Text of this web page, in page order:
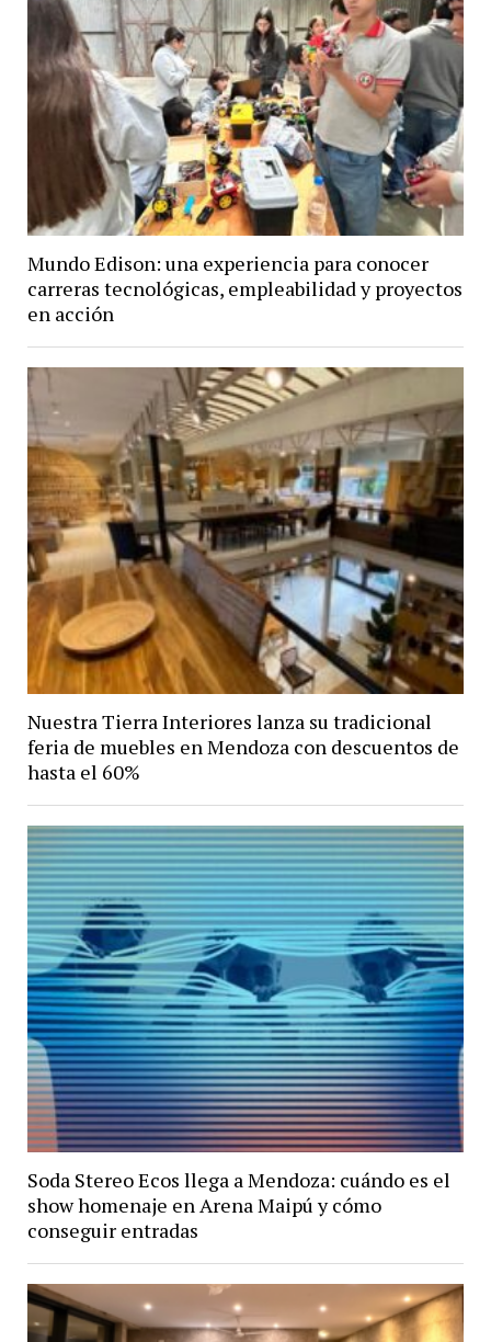
Mundo Edison: una experiencia para conocer
carreras tecnológicas, empleabilidad y proyectos
en acción
Nuestra Tierra Interiores lanza su tradicional
feria de muebles en Mendoza con descuentos de
hasta el 60%
Soda Stereo Ecos llega a Mendoza: cuándo es el
show homenaje en Arena Maipú y cómo
conseguir entradas